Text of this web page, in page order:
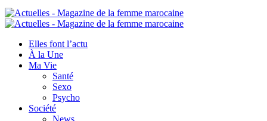
Elles font l’actu
À la Une
Ma Vie
Santé
Sexo
Psycho
Société
News